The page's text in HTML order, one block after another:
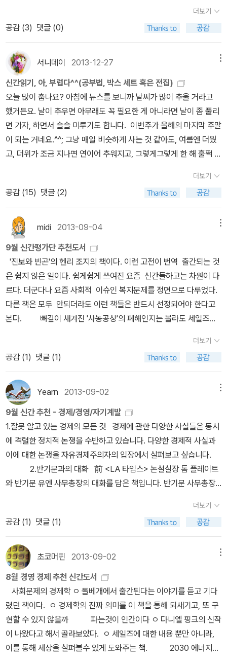
시한번 생각하고 고민해봐야 할 일일 것이다. 인간은 행복을 추구하
는 삶을 살아가는 사회적 동물이기 때문이다.
해결되면 비로소 '삶에서 진정 중요한 것들'이 보이지 시작한다. 그러
단순한 즐거움이나 쾌락보다는 보람과 만족감을 수반하는 즐거움이
훨씬 더 강력하다 P.033 몰입을 반복해 경험하고 그 개념에 대해 알
게 된 이후로 내게 주어진 일에 오랜 시간 몰입하다 보면 어떤 일이건
자연스레 그 일을 좋아하게 된다는 사실을 깨달았다 P.042 우리 뇌
는 '이번 시험이 얼마나 중요하기에 이렇게 자나 깨나 시험공부만 하
는 걸까? 이번 시험을 잘못 보면 큰일이 나는가 보다'라고 판단해 몰
입을 유도하게 된다. P.075 사실 우리나라 사람들이 몰입을 가장 자
주 경험했을 기간이 고등학교 3학년 시절일 것이다. 이때는 최선에
대한 구동력이 워낙 크기 때문에 시간 가는 줄 모르고 공부하는 경우
가 많다. P.084 시대를 앞서 가기 위해서는 세상이 어떻게 흘러갈지
는 역사를 통해서 얻을 수 있다. 이때 필요한 참의 명제는 역사를 통해
서 얻을 수 있다. 역사란 곧 과거 수백 년 혹은 수천 년 동안 인류가 겪
은 중요한 경험적 사실들이기 때문이다. 사고력과 창의력만 있으면
이러한 경험적 사실로부터 끄집어낼 수 있는 참의 명제는 무한하므로
마음만 먹으면 언제든 새로운 깨달음을 얻을 수 있다. P.087 미지의
문제를 해결할 수 있는 능력, 즉 누구도 미처 생각하지 못한 유용한 사
고를 하는 능력이 바로 창의성이다. 창의성은 강의를 들어서 습득될
수 있는 것이 아니고 적절한 경험을 반복함으로써 체화된다는 점에서
들이 있는데 이들을 '창의적인 인재'라고 부른다. P.091 창의성은 아
무 진전이 없는 막막한 과정을 견뎌내며 생각을 폭하지 않는 도전과
몰입의 결과라는 것을 알 수 있다. P.095 무조건 1만 시간 이상을 노
력한다고 세계 최고가 되진 않는다는 점이 중요하다,... 첫째, 자신의
한계를 넘는 시도를 해야 한다. 둘째, 결과에 대한 피드백을 받아 오류
를 즉각 수정해야 한다. 셋째, 첫째와 둘째의 방식을 끊임없이 반복해
야 한다. P.097 우리 뇌는 자주 요구되는 능력은 받달시키고 좀처럼
요구되지 않는 능력은 퇴화시키는 것이다. 이는 우리 뇌가 '도전과 응
전'의 원리로 발달한다는 것을 방증한다. P.101 노벨상 수상자들이 창
의적인 업적을 남길 수 있었던 비결은 지적인 능력의 한계에 도전하
고 아무 진전이 없더라도 계속해서 생각했다는 것이다. ... 따라서 답
이 보이지 않는 문제를 포기하고 이내 정답을 확인해보는 방식으로
다. P.102 일본도 우리와 마찬가지로 입시 위주의 주입식 교육이어서
결코 창의적인 교육이 이루어지지 않았지만, 과거 대학 입시 문제가
대단히 어려웠기 때문에 이를 준비하는 과정에서 자연스럽게 지적인
'도전과 응전'이 이루어졌고, 이 과정에서 창의적으로 뛰어난 학자들
이 많이 배출될 수 있었던 것이다. P.117 토인비는 인류가 발전한 원
동력은 바로 도전과 응전이라고 설명하면서 문명은 끊임없이 닥쳐오
는 혹독한 도전을 극복함으로서 발전해왔다고 말했다. P.117 천재를
만든 두 번째 양상은 조기교육을 통하여 어린 시절에 부모로부터 도
전이 부과된 경우이다. 중산층 이상의 가정에서 부모 중 한사람에 의
학을 잘 하려면, 수학을 자주 접하고, 수학에 대해 많이 생각하고, 많
이 풀어보는 것입니다. 다락방 님이 하신 말을 진심으로 생각하고 로
초등학교 5~6학년 수학 문제집을 풀어보십시오. (만약 풀지 못한다
면 수학의 기초부터 이해가 없는 것이겠지만, 댓글로 미뤄보아 어렵
지 않게 풀 수 있을 것으로 생각합니다.) 2) 그 다음에는 중학교 수학
문제집을 푸는 것입니다. 중학교 문제집은 잘 풀리지 않을 것입니다.
이 때 핵심은 초등학교 수학에서 중학교 수학문제로 어떻게 확대 되
었는가를 추론하는 것입니다. 3) 중학교 문제를 쉽게 푼 다음에 고등
학교 수학으로 넘어가는 것이 아니고, 중학생이 특목고를 위해 준비
하는 수학 문제집을 푸는 것입니다. 이들 문제는 좀 어려운데, 그 이유
데, 이해가 필요하고 제시된 자료를 통해 추론이 필요하고, 여기에서
내려진 결론으로 암기된 공식을 연상해야 하고, 계산에서 틀리지 말
아야 하고 제한된 시간 내에 해결해야 하므로 숙달이 필요합니다. 영
재고나 과학고를 위한 수학문제는 여기에 창의력까지 요구하는 문제
가 있어 더 어렵고, 민사고 정도를 준비하는 문제들이 적당합니다. 이
들 문제를 푸는 것을 제안하는 것은 수학 지식의 습득이 아니고 집중
력과 지구력의 훈련이 필요하기 때문입니다. 좀 더 정확히 표현하면
집중력이 유지된 상태의 지구력입니다. 어떤 문제는 (참고 자료를 찾
아가면 푸셔도 됩니다.) 문제를 푸는데 하루가 걸릴 수도 있습니다.
만약 성공하신다면 저와 같은 수학 선호자가 되는 것입니다. 조금 더
욕심을 내면, 창의성인데, 이것을 기르는 방법으로 이미 푼 문제에 대
지식만 놓고 본다면 단 한 가지 증명만 있어도 됩니다. 실례로 초등학
교 5학년 아이가 수학에 대해 아버지에게 질문을 하였는데, 그 아이
의 아버지는 그 문제를 고등학교 지식으로 풀었습니다. 그런데, 아이
는 고등학교의 수학지식이 없으니, 대화가 진전이 되지 않았습니다.
그 아버지에게는 그 문제에 관해 유연성이 없고 창의성도 없던 것이
죠. - 마지막 글 자녀의 수학 시험공부를 수학 공부로 전환을 시도하
거나 혹시 자신이 수학 공부를 새로 시작한 분에게 조언을 드리면 ; <
몰입>이나 <공부하는 힘>에서 언급된 ‘신중하게 계획된 연습 delib
erate practice’에 해당하는 수학을 먼저 접하라고 말씀드리고 싶
시기를 바란다. (달리기는 시작이 어렵고 무리하게 운동하면 부상만
입는다.) 누구나 재능을 다르게 가지고 태어난다. 자신이 수학에 대해
러워하는 것은 당연할 것이다. 그러나 수학을 좋아하는 사람은 한 가
지를 깊게 생각하는 습관 때문에 주위를 잘 돌아보지 못하는 경우가
있다. 오죽하면 수학자(하디였나?)가 일반 대중들에게 양해를 구하
는 말을 했다. 수학자들의 눈치 없음과 생활 Q가 떨어지는 것에 대해
서 이해해 달라고. 우리나라에서 (실은 다른 나라도 마찬가지) 사회적
성공을 하려면 수학에 대한 이해보다, 무리짓기/줄서기에 노력하는
것이 맞다. 수학에 조예를 갖게 된다는 것은 갈매기 조다단이 되는 것
이다. 여우보다 고슴도치가 되는 것이다. 어느 알라디너는 스스로 (내
다. 처음에는 그 이유를 몰랐지만, 자신이 필요한 메모를 남기 위해서
였다. 사고 싶은 장난감이나 극장용 만화 영화를 메모하려면 한글 쓰
기와 숫자 쓰기가 필요했다. 맞춤법이 틀리더라도 메모를 통한 유용
성이 확인된 이후 더 이상 공부를 하기 싫다고 했다. 나는 하기 싫은
공부 억지로 할 필요 없다고 했다. 나는 아이에게 억지로 공부할 필요
없다고 했지만, 나나 내 아이는 이 사회에서 중산층으로 공부가 사회
계층 유지에 결정적이라고 생각한다. 모든 부모의 (학부모로서) 고민
은 어떻게 공부를 스스로 하게 만드느냐 하는 것이다. 아이가 엄마나
할머니와 공부를 할 때 역시 공부에 부담을 느끼지만, 특히 아빠인 나
와 공부할 때 특히 부담을 느낀다. (그렇다고 유치생인 아이에게 중고
등학교 책을 떠다미는 것은 아니다.) 나와 아이가 함께 공부할 때는
아이가 이미 공부한 것으로 다시 토론하는 형식을 띨 때가 많다. 예를
들면 아이가 엄마와 수학 문제를 풀었고 답을 맞혔다고 하자. 아이가
명해 보라고 한다. 아니면 다른 방식으로 풀이가 가능하지 생각해 보
라고 한다. 나와 공부할 때의 아이의 불만은 왜 이미 푼, 그리고 정답
을 맞친 문제를 다시 생각해야 되는지 납득하지 못하는 것이다. 굳이
깊이 있게 생각하지 않아도 본인의 생활에 전혀 문제가 없다. 주입식
교육이 교육을 전달하는 입장에서도 편하다. 그리고 교육을 받는 입
장에서도 편하다. 스스로 생각하는 것은 부담(고통)이다. 하지만 그
부담을 극복하면 희열로 바뀐다. 하지만 어떻게? 이 책에 의하면 ‘신
중하게 계획된 연습 deliberate practice’이다. 부담을 주지 않는다
결과를 낳을 수 있다. 친구와 대화 중 미국에서 성공하는 사람은 세 가
지 부류가 있는데, (key word가) 천재, 멀티태스킹, 골프라고 한다.
골프는 사교성이나 인적 네트워크로 생각할 수 있다. 그런데, 두 번째
언급한 멀티태스킹은 몰입과 반대되는 개념으로 생각할 수 있다.
즉 몰입을 통해 깊이 있는 사고를 통해 어떤 결과물을 낼 수도 있지만,
반대로 몰입이 멀티태스킹의 능력을 위축시키는 것은 아닌가 의심한
다. 뉴턴과 아인슈타인은 내내 그 생각만을 하면서 학문적 성과를 내
었다. 어떤 사람은 내내 돈 벌 생각만 하고 산다. 그 결과 어느 정도의
성과를 내었다. 문제는 돈 벌 궁리에 대한 몰입이 편법과 탈법(이 편
법과 탈법은 관행으로 생각할 수도 있다.)을 넘나드는 것이다. 하지만
오랜 궁리 끝에 편법과 탈법조차도 양형量刑에 의해 감당할 만한 것
practicep30 공자는 ‘아는 이는 좋아하는 이보다 못하고, 좋아하는
이는 즐기는 이만 못하다’고 하였다.p31 결국 삶의 궁극적 추구는 자
이실현의 문제로 귀결된다./생존을 위한 삶, 행복을 추구하는 삶, 자
아실현의 삶p32 자기 목적적 autotelicp34 레드 오션 ; 몰입의 분야
를 레드 오션을 피해서 선택해라? 몰입도 자신이 선택하고 분야도 선
택할 수 있다면 사회학 문제가 다 해결된 것 아닌가?p42 방법은 두
가지다. 첫째, 목표를 절실하게 잡아야 한다./둘째, 의도적으로 몰입
행위를 해야 한다.p49 화두선은 피드백이 극단적으로 느리다./난제
에 몰입할 때의 장점은 피드백이 없어서 생각이 한곳에 머물게 된다
더보기
공감 (3) 댓글 (0)
서니데이 2013-12-27
신간읽기, 아, 부럽다^^(공부법, 박스 세트 혹은 전집)
오늘 많이 춥나요? 아침에 뉴스를 보니까 날씨가 많이 추울 거라고
했거든요. 날이 추우면 아무래도 꼭 필요한 게 아니라면 날이 좀 풀리
면 가자, 하면서 슬슬 미루기도 합니다. 이번주가 올해의 마지막 주말
이 되는 거네요.^^; 그냥 매일 비슷하게 사는 것 같아도, 여름엔 더웠
고, 더위가 조금 지나면 연이어 추워지고, 그렇게그렇게 한 해 훌쩍 또
워서, 너무 더워서 방학을 한다고... 전에 선생님께서 그러셨거든요.
날이 추워지는 시기가 오고, 학생들은 이번주엔 방학을 하겠죠.^^ 물
론 다시 학교를 가거나 바쁜 일정이 있기도 하겠지만, 그래도 방학은
... 부럽군요.^^! 오늘 페이퍼는 학생들의 방학에 맞는 공부에 관한
책, 그리고 지금까지 사지 못했던 박스세트로 나온 책을 찾으러 갑니
다. 공부법에 대한 관심은 저만 그런가요? ^^ 1. 이것
이 진짜 공부다2. 지금 공부하는 네가, 모두를 놀라게 할 것이다3. 왜
공부하는가4. 공부하는 힘5. 그릿6. 7. 세트 -- 전에 제 친구 이야기
지만... 방학이 되면 공부를 열심히 할 거야! 하고 말하고 계획을 열심
히 짜던 생각이 납니다. (그러나 솔직히 말해야한다면, 그 때 저는 그
렇지 않았던 걸로 기억합니다. 방학엔 놀아야한다는게 ... ) 얼마전에
수능시험도 있었고, 방학도 했고, 지금 학생들 공부할 때라서 그런지,
공부에 관한 관심이 있는 학생들을 위한 공부법 책이 여러 권 소개되
력 3. 기적의 공부공식 4. 나는 꿈에도 SKY는 못갈 줄 알았다.5. 기
적의 공부습관 75가지6. 카이스트 공부법7. 공부는 열심히 하는 데,
왜 시험은 못보는 걸까?8. 1년만 따라하면 SKY갈 수 있다 공부를
잘 하는 것... 이 뭘까요. 시험을 잘 보는 것과 공부를 잘 하는 것은 같
은 것일까요? 또는 자신이 원했던 학교에 가는 것, 성적표에 우수한
학생으로 확인되는 것... 그런 의미로 말하는 걸까요. 그 때도 그렇
고, 시간이 조금 더 지난 지금도 그렇고. 공부를 잘 하는 것은 도대체
뭐지? 다들 무슨 말로 하는 건지는 그럭저럭 알 것 같으면서도, 실은
공부의 기술을 완성하다2. 성적과 습관이 확 바뀌는 중학생 공부법3.
잠수네 아이들의 소문난 영어공부법3. 악기를 배우는 아이는 왜 공부
도 잘할까? 제목을 보면, 이 책 읽어보고 싶다, 하는 마음이 들도록
지은 제목도 많군요. 공부를 잘 하고 싶지만 잘 되지 않는 학생의 마음
같은 제목도, 좋은 방식을 설명할 것 같은 것도, 그리고 단기간에 열심
히 하면 된다는 진짜 그럴 수 있을까 하는 마음 들게 하는 제목도 다양
합니다. 내용면에서는 직접 겪어본 수험생활에서 알게 된 점을 쓰거
나, 지금 학생들이 읽으면 좋을만한 내용도 많습니다. 때로는 부모님
이 때로는 선생님이, 학원의 유명한강사가, 그리고 직전의 수험생이
쓰기도 합니다. 그렇지만, 이 책들은 결국 공부하는 방식에 대한 책
이니까 책을 통해서 지금 나의 좋지 못한 습관을 알고 고치고, 좀더 열
더보기
공감 (15) 댓글 (2)
midi 2013-09-04
9월 신간평가단 추천도서
'진보와 빈곤'의 헨리 조지의 책이다. 이런 고전이 번역 출간되는 것
은 쉽지 않은 일이다. 쉽게쉽게 쓰여진 요즘 신간들하고는 차원이 다
르다. 더군다나 요즘 사회적 이슈인 복지문제를 정면으로 다루었다.
다른 책은 모두 안되더라도 이런 책들은 반드시 선정되어야 한다고
본다. 뼈깊이 새겨진 '사농공상'의 폐해인지는 몰라도 세일즈를
이 보통의 시스템인 외국을 보면 항상 세일즈직무가 급여수준이 제
일 높다. 그리고 대부분 CEO는 세일즈 출신 에서 나온다. 그만큼 세
일즈를 중시한다는 것이다. 우리는 항상 무언가를 판다. 직업이 영업
이 아니더라도 우리는 매일 우리의 보고서를, 자신을 끊임없이 팔고
있다. 세일즈에 대한 우리의 고정관념을 바꾸어야 할 필요가 있
다. 미래학자 다니엘 핑크가 말하는 세일즈란 어떤것일까? 어떤 통
찰이 담겨 있을지 궁금하다. 한국인 유엔사무총장이라는 것은 정말
놀랄만한 사건이라고 생각한다. 국제사회에서 쥐꼬리만한 영향력 밖
에 없는 한국 에서 도대체 그는 어떻게 사무총장이 되었고, 실제 어떻
게 일하고 있는 걸까? 사실 무척 궁금하다. 더욱이 이 책은 객관적 시
각을 가질 수 있는 외국인 저자에 의해서 영어로 쓰여진 책의 번역판
이다. 충실한 인터뷰를 바탕으로 했다고 하니...어설프게 한국저자들
에 의해 쓰여진 추측성 저작들 보다는 휠 나을 듯 하다. 우리 경제
동력들이 힘을 다하고 있는 느낌이다. 이미 2~3%대로 떨어진 경제
성장률이 증거이며, 더 이상 새로운 산업들이 나오지 않는다는 것도
증거일 것이다. 과연 한국경제의 나아갈 길은 어디에 있을까? 진지하
게 고민해 봐야할 시점이지 않을까 한다. 공부에는 달인인 듯한
분이 쓴 책이다. 서울대-카이스트- 연구원 그리고 현직 교수. 평생 공
부만 하고 살았을 분이다. 자기계발 서적을 좋아하진 않지만, 저자가
이정도 되면 무어라도 한두개쯤은 건질게 있기 마련이다. 공부도 효
율적으로 해야하는 법. 공부의 달인의 말씀을 좀 들어보자.
더보기
공감 (1) 댓글 (1)
Yearn 2013-09-02
9월 신간 추천 - 경제/경영/자기계발
1.잘못 알고 있는 경제의 모든 것 경제에 관한 다양한 사실들은 동시
에 격렬한 정치적 논쟁을 수반하고 있습니다. 다양한 경제적 사실과
이에 대한 논쟁을 자유경제주의자의 입장에서 살펴보고 싶습니다.
2.반기문과의 대화 前 <LA 타임스> 논설실장 톰 플레이트
와 반기문 유엔 사무총장의 대화를 담은 책입니다. 반기문 사무총장
The One Thing 인생의 성공과 행복에 대한 진리는 단 한 가지(Th
e One Thing)라고 말하는 책입니다. 그 동안 성공을 위한 수많은 스
펙을 쌓느라 힘들었던 모든 이들이 반길 책이 아닌가 합니
다. 4.공부하는 힘 몰입 전문가로 유명한 황농문 교수가 전하
는 궁극의 학습법을 담은 책입니다. 방대한 자료와 과학적 논리를 통
해 '즐거운' 공부하는 힘을 배우고 싶습니다. 5.편집의 힘 신문
사에서 편집부 차장으로 일하면서 23년간 편집력을 길러온 저자의
내공이 담겨있는 책입니다. 흔히들 방송이나 신문, 출판 등 특정 영역
에서만 활용한다고 생각해왔던 편집의 기술을 어떻게 우리 일상에 적
용할 수 있을지 궁금합니다.
더보기
공감 (1) 댓글 (1)
초코머핀 2013-09-02
8월 경영 경제 추천 신간도서
사회문제의 경제학 ㅇ 돌베개에서 출간된다는 이야기를 듣고 기다
렸던 책이다. ㅇ 경제학의 진짜 의미를 이 책을 통해 되새기고, 또 구
현할 수 있지 않을까 파는것이 인간이다 ㅇ 다니엘 핑크의 신작
이 나왔다고 해서 골라보았다. ㅇ 세일즈에 대한 내용 뿐만 아니라,
이를 통해 세상을 살펴볼수 있게 도와주는 책. 2030 에너지전